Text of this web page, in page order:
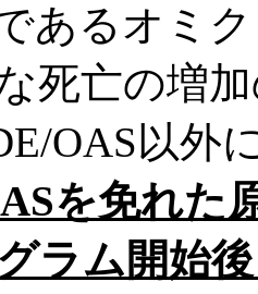
あるオミ
死亡の増
OAS以外
を免れた
ラム開始